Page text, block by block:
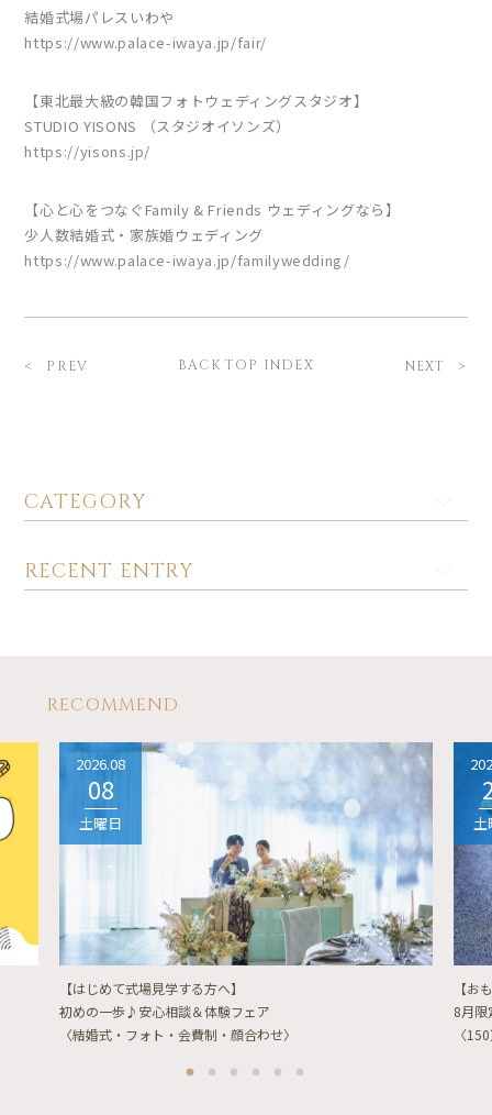
CATEGORY
RECENT ENTRY
結婚式場パレスいわや
https://www.palace-iwaya.jp/fair/
【東北最大級の韓国フォトウェディングスタジオ】
STUDIO YISONS （スタジオイソンズ）
https://yisons.jp/
【心と心をつなぐFamily & Friends ウェディングなら】
少人数結婚式・家族婚ウェディング
https://www.palace-iwaya.jp/familywedding/
PREV BACK TOP INDEX NEXT
RECOMMEND
2026.08
08
土曜日
【はじめて式場見学する方へ】
初めの一歩♪安心相談＆体験フェア
〈結婚式・フォト・会費制・顔合わせ〉
土
【お
8月限
〈